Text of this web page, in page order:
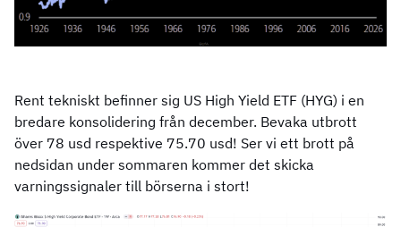
Rent tekniskt befinner sig US High Yield ETF (HYG) i en
bredare konsolidering från december. Bevaka utbrott
över 78 usd respektive 75.70 usd! Ser vi ett brott på
nedsidan under sommaren kommer det skicka
varningssignaler till börserna i stort!